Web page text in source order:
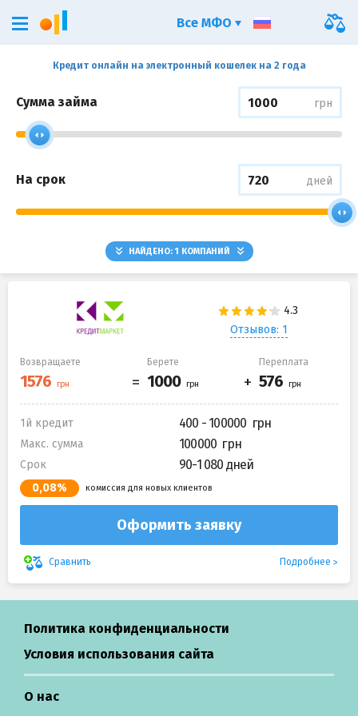
Кредит онлайн на электронный кошелек на 2 года
Сумма займа грн
На срок дней
НАЙДЕНО:1 КОМПАНИЙ
Отзывов: 1
Возвращаете Берете Переплата
1й кредит 400 - 100000
Макс. сумма 100000
Срок 90-1 080 дней
0,08% комиссия для новых клиентов
Оформить заявку
Сравнить Подробнее
Все МФО
Политика конфиденциальности
Условия использования сайта
О нас